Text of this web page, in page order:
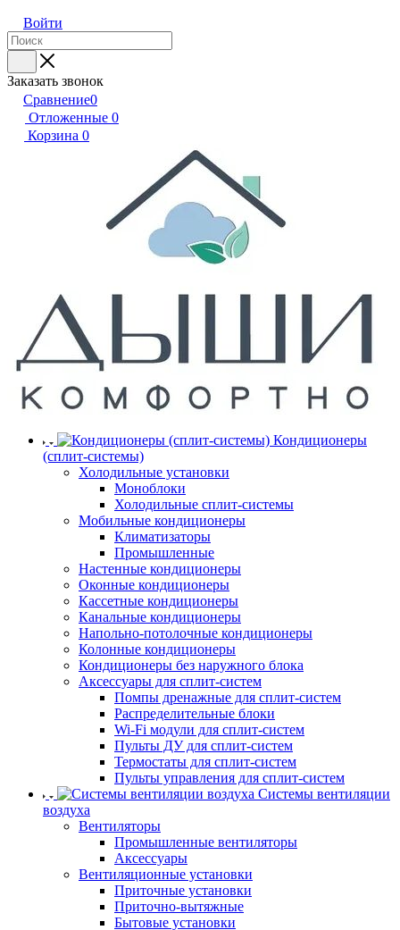
Войти
Заказать звонок
Сравнение0
Отложенные 0
Корзина 0
Кондиционеры
(сплит-системы)
Холодильные установки
Моноблоки
Холодильные сплит-системы
Мобильные кондиционеры
Климатизаторы
Промышленные
Настенные кондиционеры
Оконные кондиционеры
Кассетные кондиционеры
Канальные кондиционеры
Напольно-потолочные кондиционеры
Колонные кондиционеры
Кондиционеры без наружного блока
Аксессуары для сплит-систем
Помпы дренажные для сплит-систем
Распределительные блоки
Wi-Fi модули для сплит-систем
Пульты ДУ для сплит-систем
Термостаты для сплит-систем
Пульты управления для сплит-систем
Системы вентиляции
воздуха
Вентиляторы
Промышленные вентиляторы
Аксессуары
Вентиляционные установки
Приточные установки
Приточно-вытяжные
Бытовые установки